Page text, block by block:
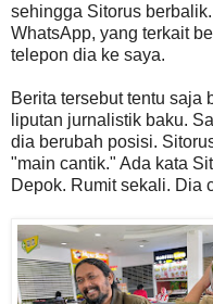
sehingga Sitorus
WhatsApp, yang terkait
telepon dia ke saya.
Berita tersebut tentu saja
liputan jurnalistik baku.
dia berubah posisi.
"main cantik." Ada kata
Depok. Rumit sekali. Dia